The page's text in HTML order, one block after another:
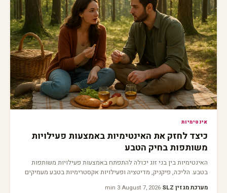
אינטימיות
כיצד לחזק את האינטימיות באמצעות פעילויות
משותפות בחיק הטבע
האינטימיות בין בני זוג יכולה להתפתח באמצעות פעילויות משותפות
בטבע. הליכה, פיקניק, מדיטציה ופעילויות אקסטרימיות בטבע מעמיקים
מערכת מגזין SLZ ·
August 7, 2026
·
3 min